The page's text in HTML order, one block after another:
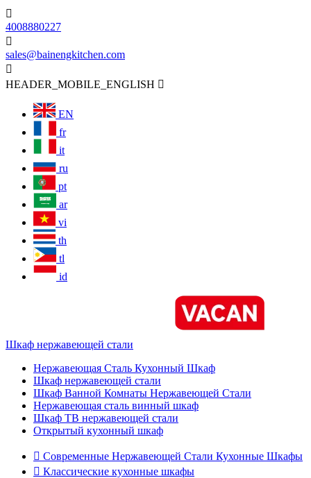

4008880227

sales@bainengkitchen.com

HEADER_MOBILE_ENGLISH 
EN
fr
it
ru
pt
ar
vi
th
tl
id
Шкаф нержавеющей стали
Нержавеющая Сталь Кухонный Шкаф
Шкаф нержавеющей стали
Шкаф Ванной Комнаты Нержавеющей Стали
Нержавеющая сталь винный шкаф
Шкаф ТВ нержавеющей стали
Открытый кухонный шкаф
 Современные Нержавеющей Стали Кухонные Шкафы
 Классические кухонные шкафы